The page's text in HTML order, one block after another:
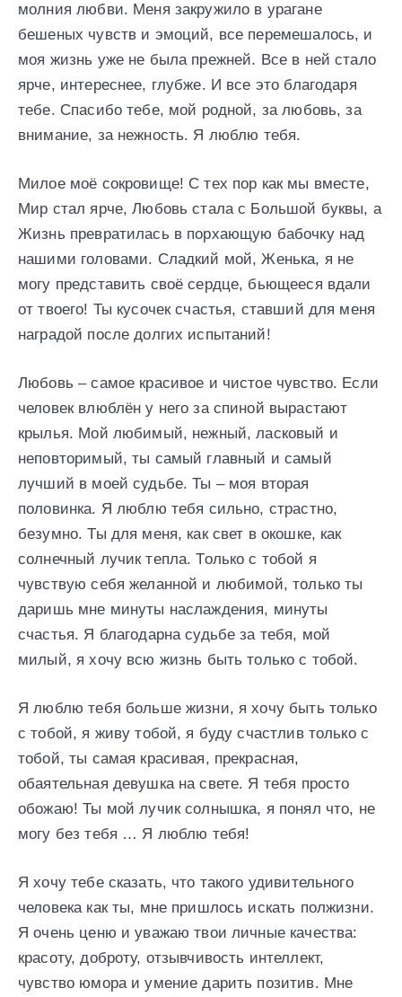
молния любви. Меня закружило в урагане
бешеных чувств и эмоций, все перемешалось, и
моя жизнь уже не была прежней. Все в ней стало
ярче, интереснее, глубже. И все это благодаря
тебе. Спасибо тебе, мой родной, за любовь, за
внимание, за нежность. Я люблю тебя.
Милое моё сокровище! С тех пор как мы вместе,
Мир стал ярче, Любовь стала с Большой буквы, а
Жизнь превратилась в порхающую бабочку над
нашими головами. Сладкий мой, Женька, я не
могу представить своё сердце, бьющееся вдали
от твоего! Ты кусочек счастья, ставший для меня
наградой после долгих испытаний!
Любовь – самое красивое и чистое чувство. Если
человек влюблён у него за спиной вырастают
крылья. Мой любимый, нежный, ласковый и
неповторимый, ты самый главный и самый
лучший в моей судьбе. Ты – моя вторая
половинка. Я люблю тебя сильно, страстно,
безумно. Ты для меня, как свет в окошке, как
солнечный лучик тепла. Только с тобой я
чувствую себя желанной и любимой, только ты
даришь мне минуты наслаждения, минуты
счастья. Я благодарна судьбе за тебя, мой
милый, я хочу всю жизнь быть только с тобой.
Я люблю тебя больше жизни, я хочу быть только
с тобой, я живу тобой, я буду счастлив только с
тобой, ты самая красивая, прекрасная,
обаятельная девушка на свете. Я тебя просто
обожаю! Ты мой лучик солнышка, я понял что, не
могу без тебя … Я люблю тебя!
Я хочу тебе сказать, что такого удивительного
человека как ты, мне пришлось искать полжизни.
Я очень ценю и уважаю твои личные качества:
красоту, доброту, отзывчивость интеллект,
чувство юмора и умение дарить позитив. Мне